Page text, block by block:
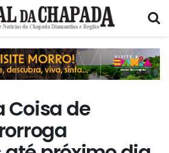
Coisa de